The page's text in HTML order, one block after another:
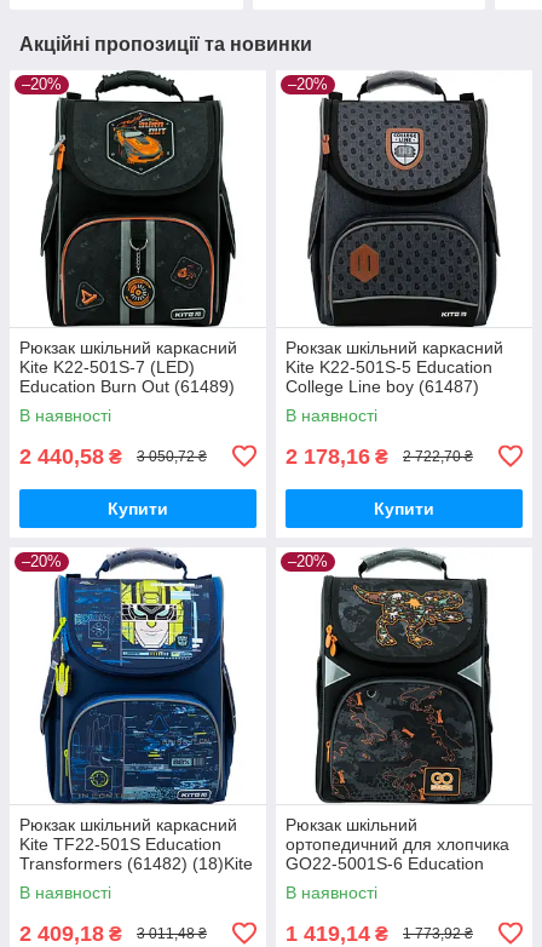
Акційні пропозиції та новинки
–20%
Рюкзак шкільний каркасний
Kite K22-501S-7 (LED)
Education Burn Out (61489)
(18)Kite
В наявності
2 440,58 ₴ 3 050,72 ₴
Купити
–20%
Рюкзак шкільний каркасний
Kite K22-501S-5 Education
College Line boy (61487)
(18)Kite
В наявності
2 178,16 ₴ 2 722,70 ₴
Купити
–20%
Рюкзак шкільний каркасний
Kite TF22-501S Education
Transformers (61482) (18)Kite
В наявності
2 409,18 ₴ 3 011,48 ₴
–20%
Рюкзак шкільний
ортопедичний для хлопчика
GO22-5001S-6 Education
каркасний 5001-6 Roar
(61604) (18)GoPack
В наявності
1 419,14 ₴ 1 773,92 ₴